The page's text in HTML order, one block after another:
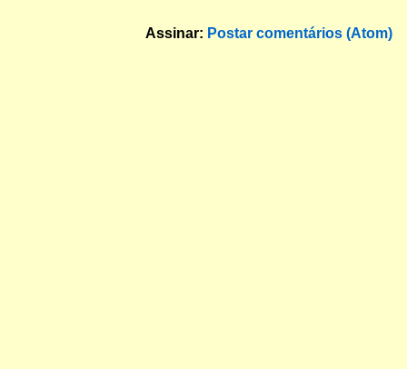
Assinar: Postar comentários (Atom)